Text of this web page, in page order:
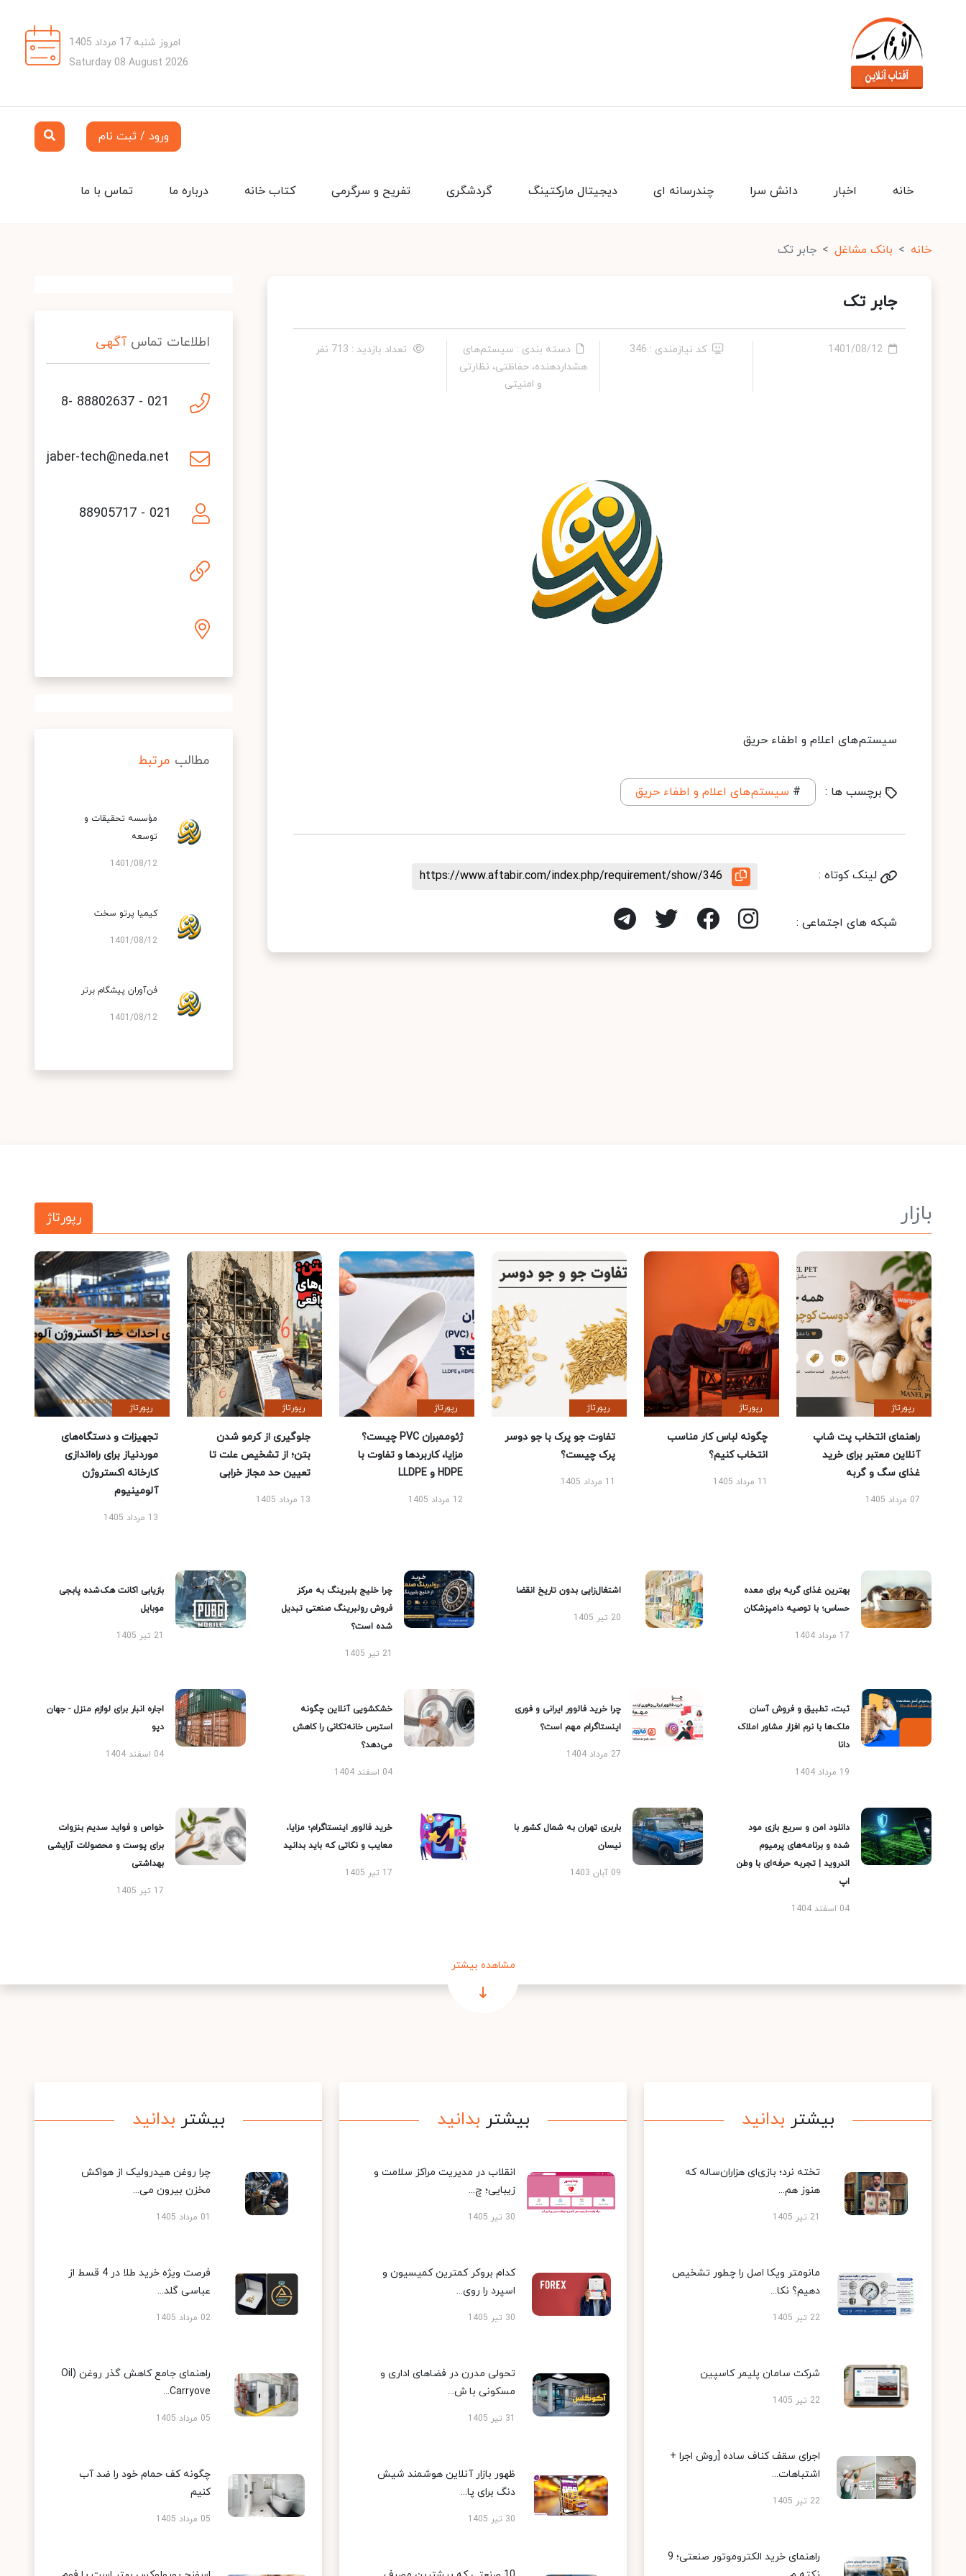
امروز شنبه 17 مرداد 1405
Saturday 08 August 2026
ورود / ثبت نام
تماس با ما درباره ما کتاب خانه تفریح و سرگرمی گردشگری دیجیتال مارکتینگ چندرسانه ای دانش سرا اخبار خانه
خانه بانک مشاغل جابر تک
جابر تک
1401/08/12 کد نیازمندی : 346
دسته بندی : سیستم‌های
هشداردهنده، حفاظتی، نظارتی
و امنیتی
تعداد بازدید : 713 نفر
سیستم‌های اعلام و اطفاء حریق
برچسب ها : # سیستم‌های اعلام و اطفاء حریق
لینک کوتاه : https://www.aftabir.com/index.php/requirement/show/346
شبکه های اجتماعی :
اطلاعات تماس آگهی
021 - 88802637 -8
jaber-tech@neda.net
021 - 88905717
مطالب مرتبط
مؤسسه تحقیقات و
توسعه
1401/08/12
کیمیا پرتو سخت
1401/08/12
فن‌آوران پیشگام برتر
1401/08/12
بازار رپورتاژ
رپورتاژ
راهنمای انتخاب پت شاپ
آنلاین معتبر برای خرید
غذای سگ و گربه
07 مرداد 1405
رپورتاژ
چگونه لباس کار مناسب
انتخاب کنیم؟
11 مرداد 1405
رپورتاژ
تفاوت جو پرک با جو دوسر
پرک چیست؟
11 مرداد 1405
رپورتاژ
ژئوممبران PVC چیست؟
مزایا، کاربردها و تفاوت با
HDPE و LLDPE
12 مرداد 1405
رپورتاژ
جلوگیری از کرمو شدن
بتن؛ از تشخیص علت تا
تعیین حد مجاز خرابی
13 مرداد 1405
رپورتاژ
تجهیزات و دستگاه‌های
موردنیاز برای راه‌اندازی
کارخانه اکستروژن
آلومینیوم
13 مرداد 1405
بهترین غذای گربه برای معده
حساس؛ با توصیه دامپزشکان
17 مرداد 1404
اشتغال‌زایی بدون تاریخ انقضا
20 تیر 1405
چرا خلیج بلبرینگ به مرکز
فروش رولبرینگ صنعتی تبدیل
شده است؟
21 تیر 1405
بازیابی اکانت هک‌شده پابجی
موبایل
21 تیر 1405
ثبت، تطبیق و فروش آسان
ملک‌ها با نرم افزار مشاور املاک
دانا
19 مرداد 1404
چرا خرید فالوور ایرانی و فوری
اینستاگرام مهم است؟
27 مرداد 1404
خشکشویی آنلاین چگونه
استرس خانه‌تکانی را کاهش
می‌دهد؟
04 اسفند 1404
اجاره انبار برای لوازم منزل - جهان
دپو
04 اسفند 1404
دانلود امن و سریع بازی مود
شده و برنامه‌های پرمیوم
اندروید | تجربه حرفه‌ای با وطن
اپ
04 اسفند 1404
باربری تهران به شمال کشور با
نیسان
09 آبان 1403
خرید فالوور اینستاگرام؛ مزایا،
معایب و نکاتی که باید بدانید
17 تیر 1405
خواص و فواید سدیم بنزوات
برای پوست و محصولات آرایشی
بهداشتی
17 تیر 1405
مشاهده بیشتر
بیشتر بدانید
تخته نرد؛ بازی‌ای هزاران‌ساله که
هنوز هم...
21 تیر 1405
مانومتر ویکا اصل را چطور تشخیص
دهیم؟ نکا...
22 تیر 1405
شرکت سامان پلیمر کاسپین
22 تیر 1405
اجرای سقف کناف ساده [روش اجرا +
اشتباهات...
22 تیر 1405
راهنمای خرید الکتروموتور صنعتی؛ 9
بیشتر بدانید
انقلاب در مدیریت مراکز سلامت و
زیبایی؛ چ...
30 تیر 1405
کدام بروکر کمترین کمیسیون و
اسپرد را روی...
30 تیر 1405
تحولی مدرن در فضاهای اداری و
مسکونی با ش...
31 تیر 1405
ظهور بازار آنلاین هوشمند شیش
دنگ برای پا...
30 تیر 1405
بیشتر بدانید
چرا روغن هیدرولیک از هواکش
مخزن بیرون می...
01 مرداد 1405
فرصت ویژه خرید طلا در 4 قسط از
عباسی گلد...
02 مرداد 1405
راهنمای جامع کاهش گذر روغن (Oil
Carryove...
05 مرداد 1405
چگونه کف حمام خود را ضد آب
کنیم
05 مرداد 1405